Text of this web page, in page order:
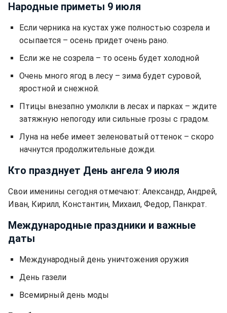
Народные приметы 9 июля
Если черника на кустах уже полностью созрела и
осыпается – осень придет очень рано.
Если же не созрела – то осень будет холодной
Очень много ягод в лесу – зима будет суровой,
яростной и снежной.
Птицы внезапно умолкли в лесах и парках – ждите
затяжную непогоду или сильные грозы с градом.
Луна на небе имеет зеленоватый оттенок – скоро
начнутся продолжительные дожди.
Кто празднует День ангела 9 июля
Свои именины сегодня отмечают: Александр, Андрей,
Иван, Кирилл, Константин, Михаил, Федор, Панкрат.
Международные праздники и важные
даты
Международный день уничтожения оружия
День газели
Всемирный день моды